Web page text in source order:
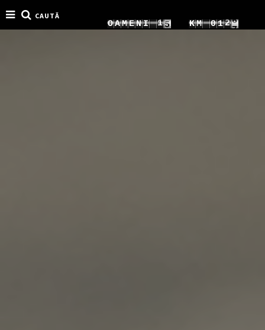
CAUTĂ
OAMENI
2
18
9
KM
0
12
1
6
55